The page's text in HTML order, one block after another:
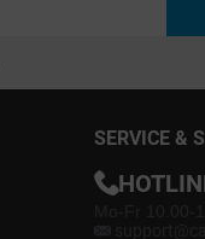
SERVICE &